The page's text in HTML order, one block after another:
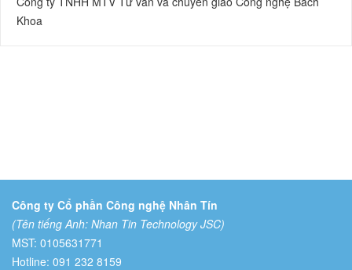
Khoa
Công ty Cổ phần Công nghệ Nhân Tín
(Tên tiếng Anh: Nhan Tin Technology JSC)
MST: 0105631771
Hotline: 091 232 8159